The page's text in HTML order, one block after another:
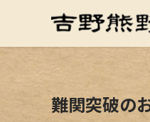
難関突破の